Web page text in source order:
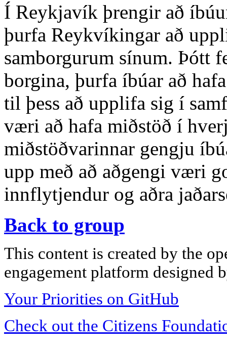
Í Reykjavík þrengir að
þurfa Reykvíkingar að
samborgurum sínum. Þótt
borgina, þurfa íbúar að
til þess að upplifa sig í
væri að hafa miðstöð í
miðstöðvarinnar gengju
upp með að aðgengi væri
innflytjendur og aðra
Back to group
This content is created by the
engagement platform designed
Your Priorities on GitHub
Check out the Citizens